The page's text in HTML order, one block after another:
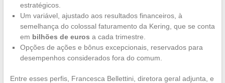
estratégicos.
Um variável, ajustado aos resultados financeiros, à
semelhança do colossal faturamento da Kering, que se conta
em bilhões de euros a cada trimestre.
Opções de ações e bônus excepcionais, reservados para
desempenhos considerados fora do comum.
Entre esses perfis, Francesca Bellettini, diretora geral adjunta, e